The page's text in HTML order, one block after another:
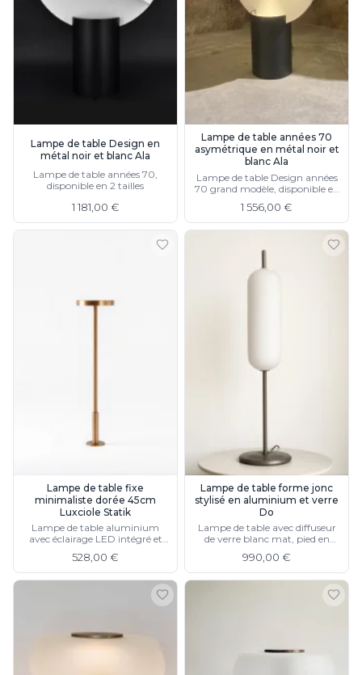
Lampe de table Design en
métal noir et blanc Ala
Lampe de table années 70,
disponible en 2 tailles
1 181,00 €
Lampe de table années 70
asymétrique en métal noir et
blanc Ala
Lampe de table Design années
70 grand modèle, disponible en
1 556,00 €
Lampe de table fixe
minimaliste dorée 45cm
Luxciole Statik
Lampe de table aluminium
avec éclairage LED intégré et
528,00 €
Lampe de table forme jonc
stylisé en aluminium et verre
Do
Lampe de table avec diffuseur
de verre blanc mat, pied en
990,00 €